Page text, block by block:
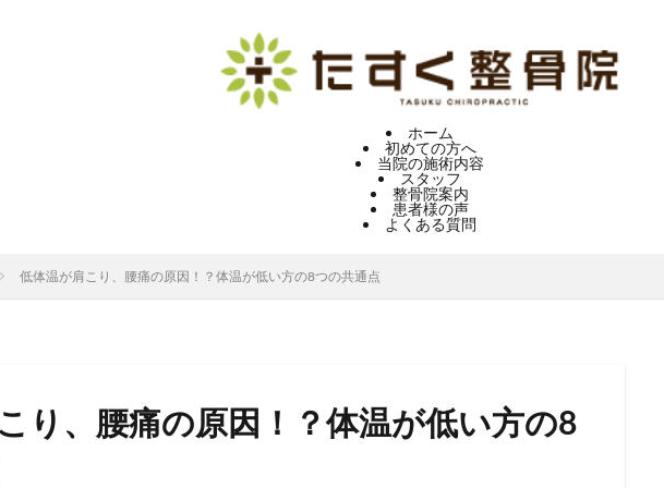
ホーム
初めての方へ
当院の施術内容
スタッフ
整骨院案内
患者様の声
よくある質問
低体温が肩こり、腰痛の原因！？体温が低い方の8つの共通点
り、腰痛の原因！？体温が低い方の8